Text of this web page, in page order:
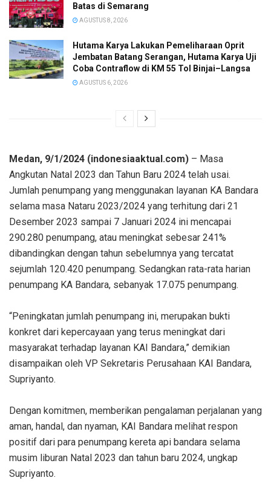
Batas di Semarang
AGUSTUS 8, 2026
Hutama Karya Lakukan Pemeliharaan Oprit
Jembatan Batang Serangan, Hutama Karya Uji
Coba Contraflow di KM 55 Tol Binjai–Langsa
AGUSTUS 6, 2026
Medan, 9/1/2024 (indonesiaaktual.com) – Masa
Angkutan Natal 2023 dan Tahun Baru 2024 telah usai.
Jumlah penumpang yang menggunakan layanan KA Bandara
selama masa Nataru 2023/2024 yang terhitung dari 21
Desember 2023 sampai 7 Januari 2024 ini mencapai
290.280 penumpang, atau meningkat sebesar 241%
dibandingkan dengan tahun sebelumnya yang tercatat
sejumlah 120.420 penumpang. Sedangkan rata-rata harian
penumpang KA Bandara, sebanyak 17.075 penumpang.
“Peningkatan jumlah penumpang ini, merupakan bukti
konkret dari kepercayaan yang terus meningkat dari
masyarakat terhadap layanan KAI Bandara,” demikian
disampaikan oleh VP Sekretaris Perusahaan KAI Bandara,
Supriyanto.
Dengan komitmen, memberikan pengalaman perjalanan yang
aman, handal, dan nyaman, KAI Bandara melihat respon
positif dari para penumpang kereta api bandara selama
musim liburan Natal 2023 dan tahun baru 2024, ungkap
Supriyanto.